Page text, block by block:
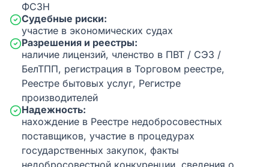
ФСЗН
Судебные риски:
участие в экономических судах
Разрешения и реестры:
наличие лицензий, членство в ПВТ / СЭЗ /
БелТПП, регистрация в Торговом реестре,
Реестре бытовых услуг, Регистре
производителей
Надежность:
нахождение в Реестре недобросовестных
поставщиков, участие в процедурах
государственных закупок, факты
недобросовестной конкуренции, сведения о